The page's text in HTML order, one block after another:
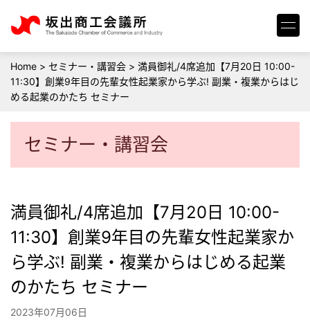
Home > セミナー・講習会 > 満員御礼/4席追加【7月20日 10:00-
11:30】創業9年目の先輩女性起業家から学ぶ! 副業・複業からはじ
める起業のかたち セミナー
セミナー・講習会
満員御礼/4席追加【7月20日 10:00-
11:30】創業9年目の先輩女性起業家か
ら学ぶ! 副業・複業からはじめる起業
のかたち セミナー
2023年07月06日